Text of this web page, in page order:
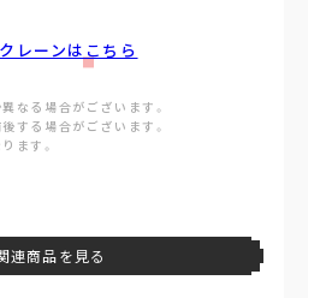
レーンはこちら
なる場合がございます。
する場合がございます。
ます。
連商品を見る